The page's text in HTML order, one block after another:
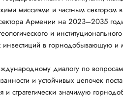
миссиями и частным сектором
Армении на 2023–2035
и
в горнодобывающую и
диалогу по
и устойчивых цепочек
стратегически значимую